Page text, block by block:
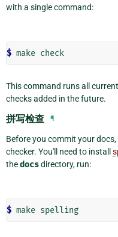
with a single command:
$ make
This command runs all
checks added in the future.
拼写检查 ¶
Before you commit your
checker. You'll need to install
thedocsdirectory, run:
$ make